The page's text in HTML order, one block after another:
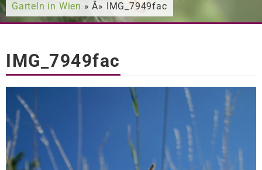
Garteln in Wien » Â» IMG_7949fac
IMG_7949fac